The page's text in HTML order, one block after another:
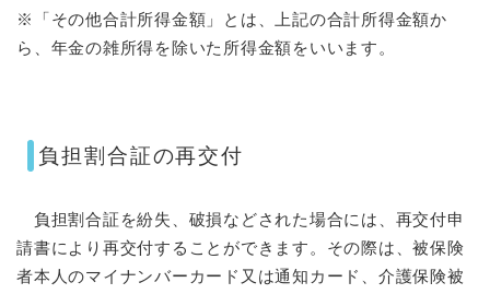
※「その他合計所得金額」とは、上記の合計所得金額か
ら、年金の雑所得を除いた所得金額をいいます。
負担割合証の再交付
負担割合証を紛失、破損などされた場合には、再交付申
請書により再交付することができます。その際は、被保険
者本人のマイナンバーカード又は通知カード、介護保険被